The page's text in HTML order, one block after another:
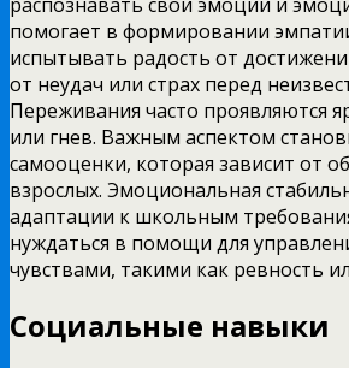
помогает в формировании
испытывать радость от
от неудач или страх перед
Переживания часто проявляются
или гнев. Важным аспектом
самооценки, которая зависит от
взрослых. Эмоциональная
адаптации к школьным
нуждаться в помощи для
чувствами, такими как ревность
Социальные навыки